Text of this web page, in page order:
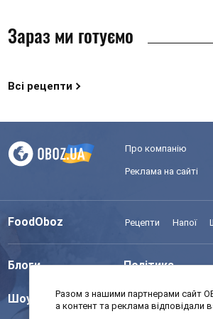
Зараз ми готуємо
Всі рецепти
Про компанію
Реклама на сайті
FoodOboz Рецепти Напої
Блоги Політика
Шоу Спорт
Разом з нашими партнерами сайт
а контент та реклама відповідали